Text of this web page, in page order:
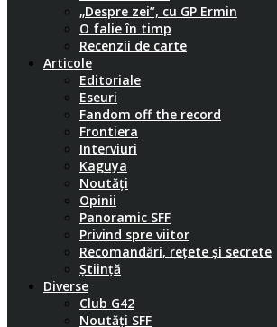
„Despre zei”, cu GP Ermin
O falie în timp
Recenzii de carte
Articole
Editoriale
Eseuri
Fandom off the record
Frontiera
Interviuri
Kaguya
Noutăți
Opinii
Panoramic SFF
Privind spre viitor
Recomandări, rețete și secrete
Știință
Diverse
Club G42
Noutăți SFF